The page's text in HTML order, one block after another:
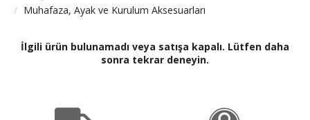
Muhafaza, Ayak ve Kurulum Aksesuarları
İlgili ürün bulunamadı veya satışa kapalı. Lütfen daha
sonra tekrar deneyin.